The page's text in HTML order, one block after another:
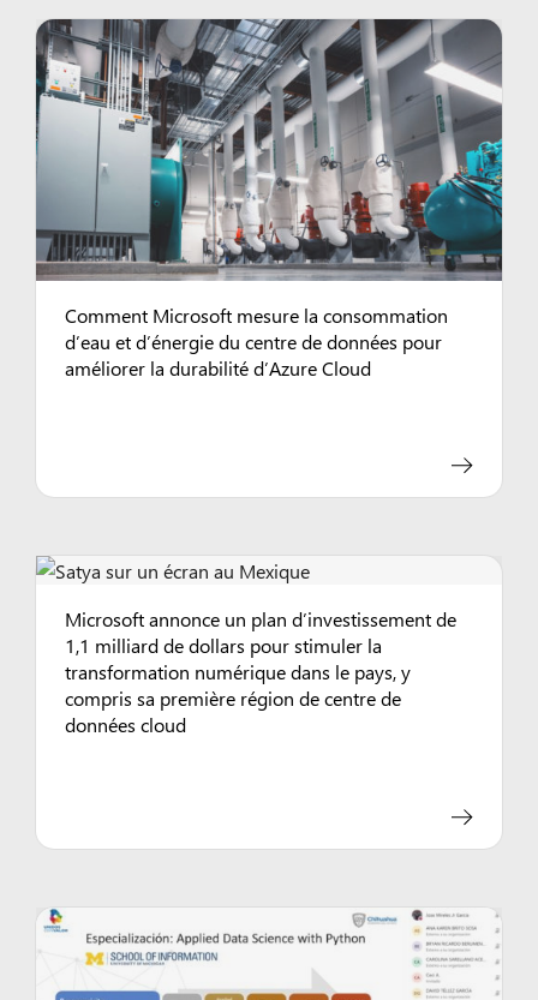
Comment Microsoft mesure la consommation
d’eau et d’énergie du centre de données pour
améliorer la durabilité d’Azure Cloud
Microsoft annonce un plan d’investissement de
1,1 milliard de dollars pour stimuler la
transformation numérique dans le pays, y
compris sa première région de centre de
données cloud